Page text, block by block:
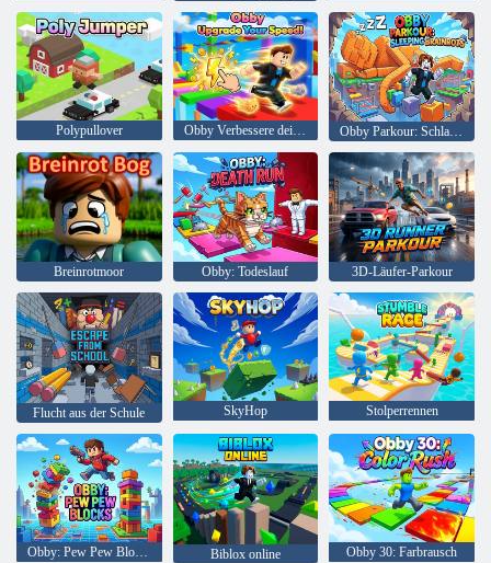
Polypullover Obby Verbessere deine Geschwindigkeit! Obby Parkour: Schlafende Brainrots
Breinrotmoor Obby: Todeslauf 3D-Läufer-Parkour
Flucht aus der Schule SkyHop Stolperrennen
Obby: Pew Pew Blocks Biblox online Obby 30: Farbrausch